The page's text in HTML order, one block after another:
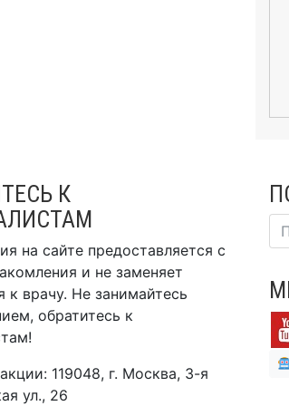
К
на сайте предоставляется с
и не заменяет
к врачу. Не занимайтесь
обратитесь к
119048, г. Москва, 3-я
ул., 26